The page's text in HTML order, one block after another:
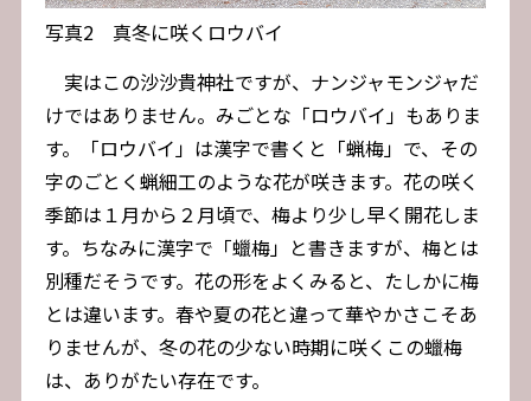
写真2 真冬に咲くロウバイ
実はこの沙沙貴神社ですが、ナンジャモンジャだ
けではありません。みごとな「ロウバイ」もありま
す。「ロウバイ」は漢字で書くと「蝋梅」で、その
字のごとく蝋細工のような花が咲きます。花の咲く
季節は１月から２月頃で、梅より少し早く開花しま
す。ちなみに漢字で「蠟梅」と書きますが、梅とは
別種だそうです。花の形をよくみると、たしかに梅
とは違います。春や夏の花と違って華やかさこそあ
りませんが、冬の花の少ない時期に咲くこの蠟梅
は、ありがたい存在です。